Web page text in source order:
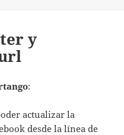
y
:
actualizar la
desde la línea de